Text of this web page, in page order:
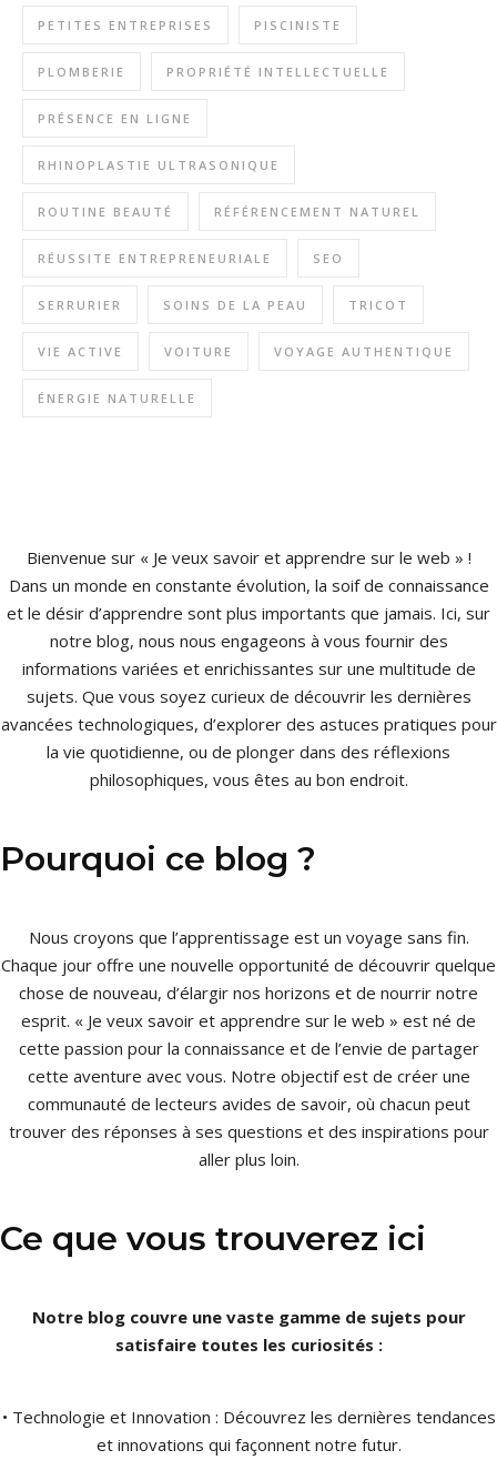
PETITES ENTREPRISES PISCINISTE
PLOMBERIE PROPRIÉTÉ INTELLECTUELLE
PRÉSENCE EN LIGNE
RHINOPLASTIE ULTRASONIQUE
ROUTINE BEAUTÉ RÉFÉRENCEMENT NATUREL
RÉUSSITE ENTREPRENEURIALE SEO
SERRURIER SOINS DE LA PEAU TRICOT
VIE ACTIVE VOITURE VOYAGE AUTHENTIQUE
ÉNERGIE NATURELLE
Bienvenue sur « Je veux savoir et apprendre sur le web » !
Dans un monde en constante évolution, la soif de connaissance
et le désir d’apprendre sont plus importants que jamais. Ici, sur
notre blog, nous nous engageons à vous fournir des
informations variées et enrichissantes sur une multitude de
sujets. Que vous soyez curieux de découvrir les dernières
avancées technologiques, d’explorer des astuces pratiques pour
la vie quotidienne, ou de plonger dans des réflexions
philosophiques, vous êtes au bon endroit.
Pourquoi ce blog ?
Nous croyons que l’apprentissage est un voyage sans fin.
Chaque jour offre une nouvelle opportunité de découvrir quelque
chose de nouveau, d’élargir nos horizons et de nourrir notre
esprit. « Je veux savoir et apprendre sur le web » est né de
cette passion pour la connaissance et de l’envie de partager
cette aventure avec vous. Notre objectif est de créer une
communauté de lecteurs avides de savoir, où chacun peut
trouver des réponses à ses questions et des inspirations pour
aller plus loin.
Ce que vous trouverez ici
Notre blog couvre une vaste gamme de sujets pour
satisfaire toutes les curiosités :
• Technologie et Innovation : Découvrez les dernières tendances
et innovations qui façonnent notre futur.